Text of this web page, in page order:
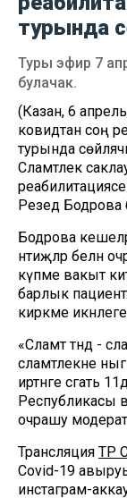
турында
Туры эфир 7
булачак.
(Казан, 6
ковидтан соң
турында
Сәламәтлек
Резедә Бодрова
Бодрова
нәтиҗәләр
күпме вакыт
барлык
кирәкме
«Сәламәт тәндә -
сәламәтлекне
иртәнге сәгать
Республикасы
очрашу
Трансляция ТР
Covid-19
инстаграм-